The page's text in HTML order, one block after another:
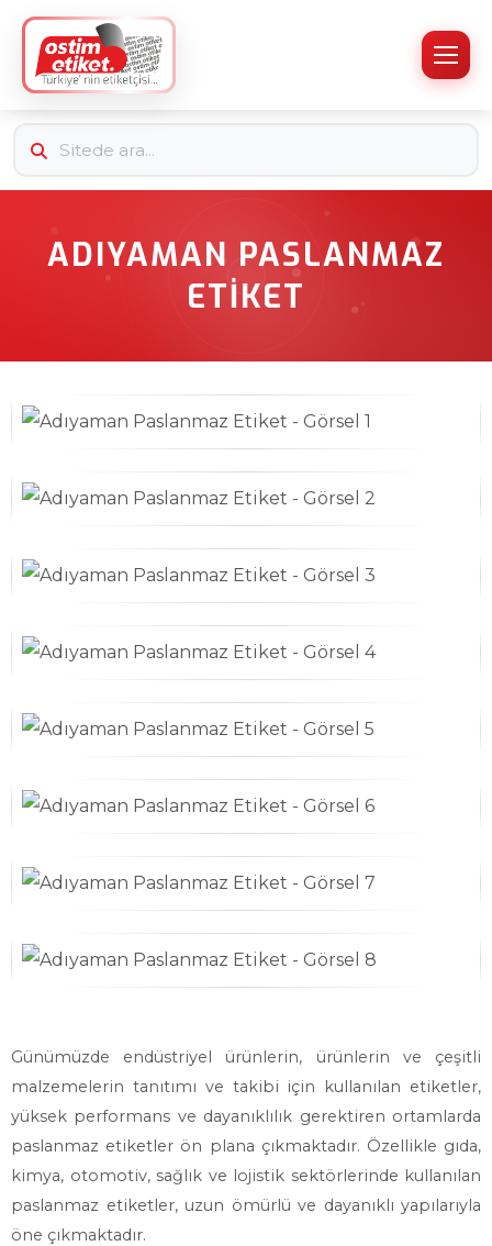
ADIYAMAN PASLANMAZ
ETIKET
Günümüzde endüstriyel ürünlerin, ürünlerin ve çeşitli
malzemelerin tanıtımı ve takibi için kullanılan etiketler,
yüksek performans ve dayanıklılık gerektiren ortamlarda
paslanmaz etiketler ön plana çıkmaktadır. Özellikle gıda,
kimya, otomotiv, sağlık ve lojistik sektörlerinde kullanılan
paslanmaz etiketler, uzun ömürlü ve dayanıklı yapılarıyla
öne çıkmaktadır.